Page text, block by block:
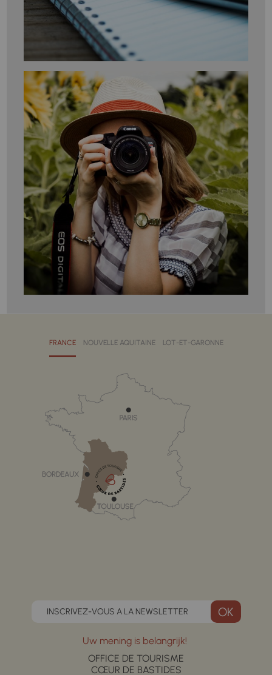
FRANCE NOUVELLE AQUITAINE LOT-ET-GARONNE
INSCRIVEZ-VOUS A LA NEWSLETTER
Uw mening is belangrijk!
OFFICE DE TOURISME
CŒUR DE BASTIDES